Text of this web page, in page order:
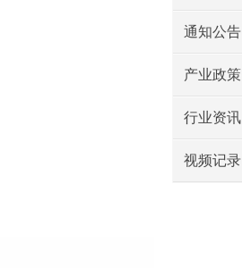
通知公告
产业政策
行业资讯
视频记录